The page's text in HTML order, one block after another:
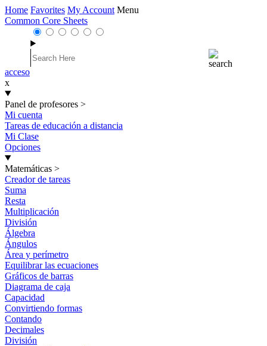
Home Favorites My Account Menu
Common Core Sheets
acceso
x
Panel de profesores >
Mi cuenta
Tareas de educación a distancia
Mi Clase
Opciones
Matemáticas >
Creador de tareas
Suma
Resta
Multiplicación
División
Álgebra
Ángulos
Área y perímetro
Equilibrar las ecuaciones
Gráficos de barras
Diagrama de caja
Capacidad
Convirtiendo formas
Contando
Decimales
División